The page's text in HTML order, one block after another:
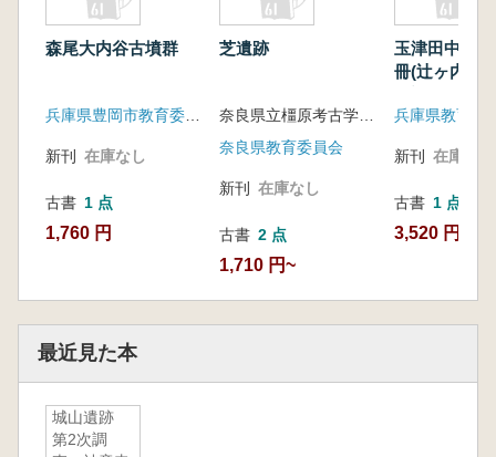
森尾大内谷古墳群
新刊 在庫なし
古書 1 点
1,760 円
芝遺跡
奈良県教育委員会
新刊 在庫なし
古書 2 点
1,710 円~
玉津田中遺
冊(辻ヶ内・
兵庫県教育委
新刊 在庫なし
古書 1 点
3,520 円
最近見た本
城山遺跡
第2次調